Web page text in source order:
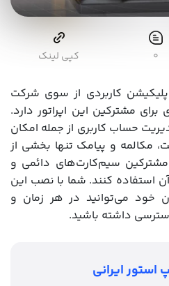
۰ کپی لینک
کاربردی از سوی شرکت
مشترکین این اپراتور دارد.
حساب کاربری از جمله امکان
مکالمه و پیامک تنها بخشی از
سیم‌کارت‌های دائمی و
آن استفاده کنند. شما با نصب این
خود می‌توانید در هر زمان و
داشته باشید.
استور ایرانی